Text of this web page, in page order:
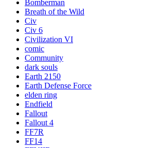
Bomberman
Breath of the Wild
Civ
Civ 6
Civilization VI
comic
Community
dark souls
Earth 2150
Earth Defense Force
elden ring
Endfield
Fallout
Fallout 4
FF7R
FF14